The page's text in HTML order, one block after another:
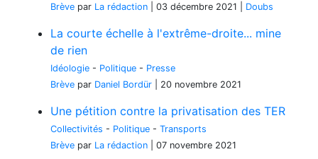
Brève par La rédaction 03 décembre 2021 Doubs
La courte échelle à l'extrême-droite... mine
de rien
Idéologie - Politique - Presse
Brève par Daniel Bordür 20 novembre 2021
Une pétition contre la privatisation des TER
Collectivités - Politique - Transports
Brève par La rédaction 07 novembre 2021